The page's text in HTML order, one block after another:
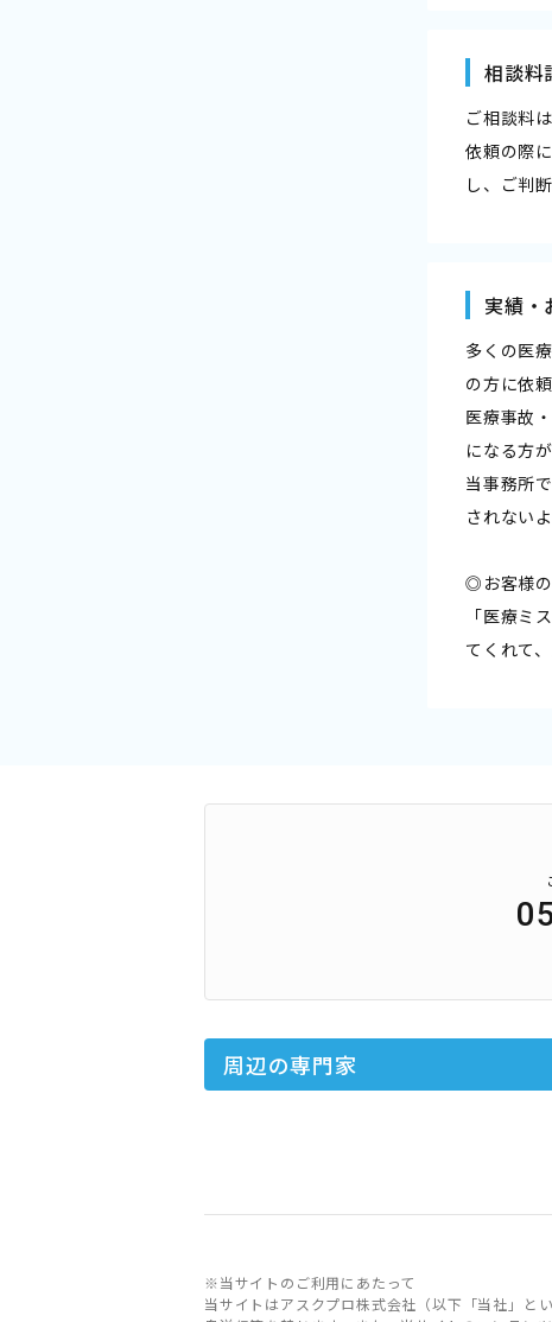
相談料
ご相談料
依頼の際
し、ご判
実績・
多くの医
の方に依
医療事故
になる方
当事務所
されない
◎お客様
「医療ミ
てくれて
周辺の専門家
※当サイトのご利用にあたって
当サイトはアスクプロ株式会社（以下「当社」と